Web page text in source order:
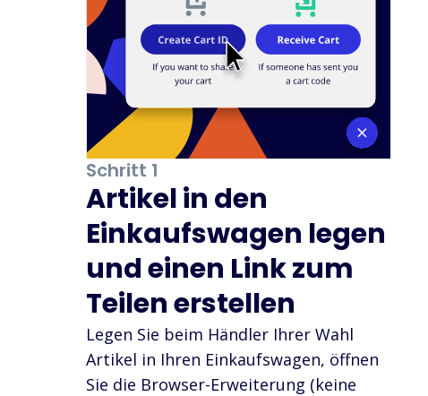
Schritt 1
Artikel in den
Einkaufswagen legen
und einen Link zum
Teilen erstellen
Legen Sie beim Händler Ihrer Wahl
Artikel in Ihren Einkaufswagen, öffnen
Sie die Browser-Erweiterung (keine